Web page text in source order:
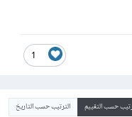
1
حسب التقييم الترتيب حسب التاريخ